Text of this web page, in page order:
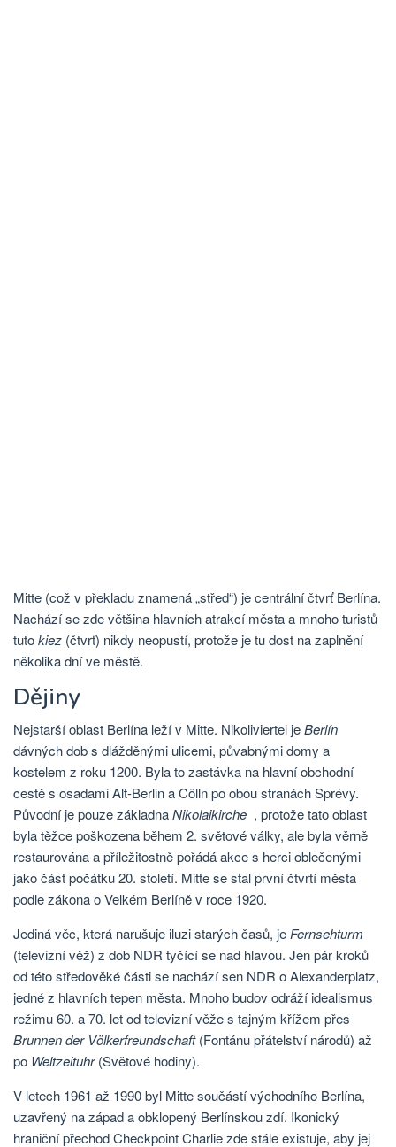
Mitte (což v překladu znamená „střed“) je centrální čtvrť Berlína.
Nachází se zde většina hlavních atrakcí města a mnoho turistů
tutokiez (čtvrť) nikdy neopustí, protože je tu dost na zaplnění
několika dní ve městě.
Dějiny
Nejstarší oblast Berlína leží v Mitte. Nikoliviertel jeBerlín
dávných dob s dlážděnými ulicemi, půvabnými domy a
kostelem z roku 1200. Byla to zastávka na hlavní obchodní
cestě s osadami Alt-Berlin a Cölln po obou stranách Sprévy.
Původní je pouze základnaNikolaikirche , protože tato oblast
byla těžce poškozena během 2. světové války, ale byla věrně
restaurována a příležitostně pořádá akce s herci oblečenými
jako část počátku 20. století. Mitte se stal první čtvrtí města
podle zákona o Velkém Berlíně v roce 1920.
Jediná věc, která narušuje iluzi starých časů, je Fernsehturm
(televizní věž) z dob NDR tyčící se nad hlavou. Jen pár kroků
od této středověké části se nachází sen NDR o Alexanderplatz,
jedné z hlavních tepen města. Mnoho budov odráží idealismus
režimu 60. a 70. let od televizní věže s tajným křížem přes
Brunnen der Völkerfreundschaft(Fontánu přátelství národů) až
po Weltzeituhr(Světové hodiny).
V letech 1961 až 1990 byl Mitte součástí východního Berlína,
uzavřený na západ a obklopený Berlínskou zdí. Ikonický
hraniční přechod Checkpoint Charlie zde stále existuje, aby jej